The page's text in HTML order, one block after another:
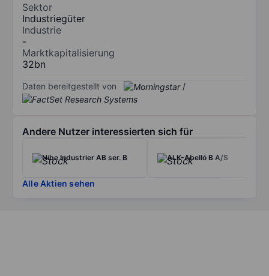
Sektor
Industriegüter
Industrie
-
Marktkapitalisierung
32bn
Daten bereitgestellt von /
Andere Nutzer interessierten sich für
Nibe Industrier AB ser. B ALK-Abelló B A/S
Alle Aktien sehen